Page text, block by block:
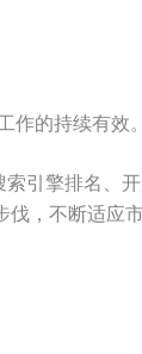
的持续有效。
引擎排名、
，不断适应